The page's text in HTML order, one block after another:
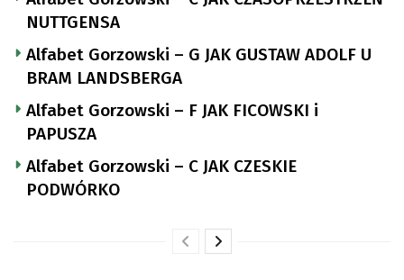
NUTTGENSA
Alfabet Gorzowski – G JAK GUSTAW ADOLF U
BRAM LANDSBERGA
Alfabet Gorzowski – F JAK FICOWSKI i
PAPUSZA
Alfabet Gorzowski – C JAK CZESKIE
PODWÓRKO